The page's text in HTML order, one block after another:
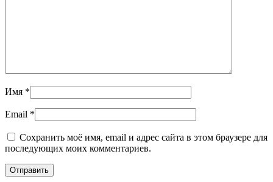
Имя *
Email *
Сохранить моё имя, email и адрес сайта в этом браузере для
последующих моих комментариев.